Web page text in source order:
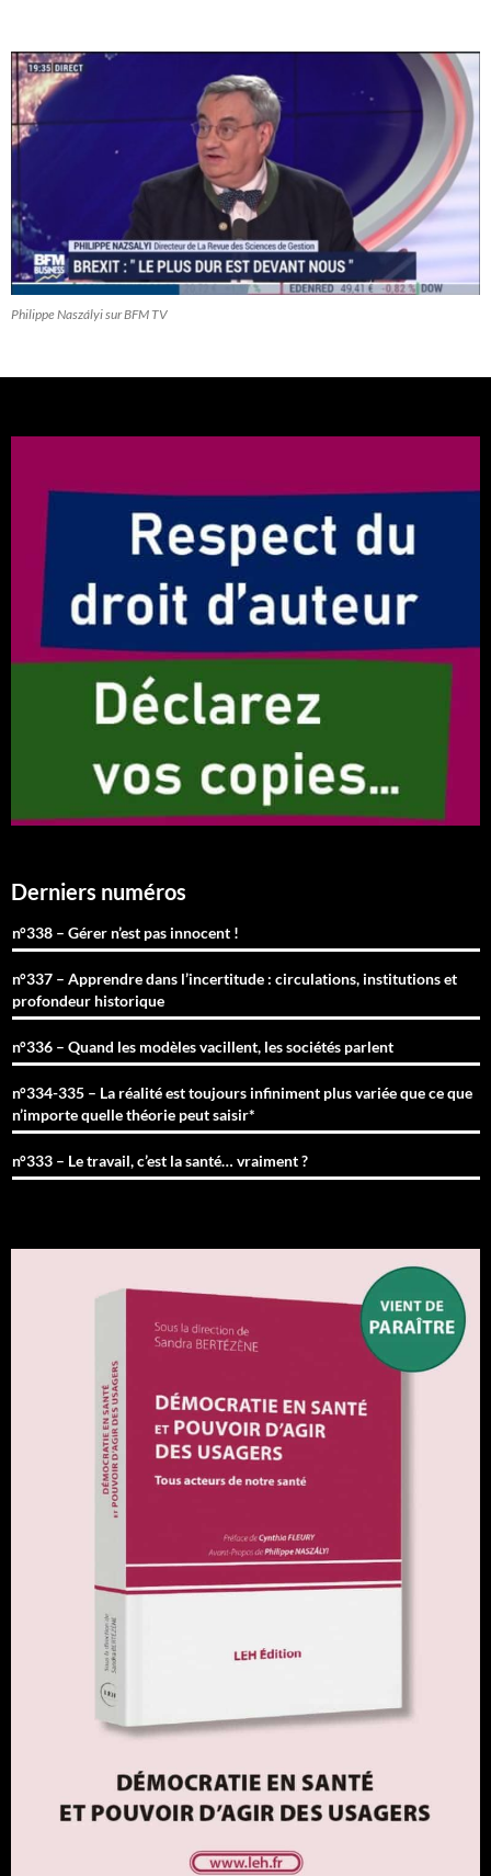
Philippe Naszályi sur BFM TV
Derniers numéros
n°338 – Gérer n’est pas innocent !
n°337 – Apprendre dans l’incertitude : circulations, institutions et
profondeur historique
n°336 – Quand les modèles vacillent, les sociétés parlent
n°334-335 – La réalité est toujours infiniment plus variée que ce que
n’importe quelle théorie peut saisir*
n°333 – Le travail, c’est la santé… vraiment ?